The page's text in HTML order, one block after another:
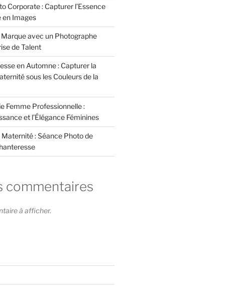
Corporate : Capturer l’Essence
en Images
avec un Photographe
de Talent
en Automne : Capturer la
sous les Couleurs de la
Femme Professionnelle :
et l’Élégance Féminines
: Séance Photo de
commentaires
à afficher.